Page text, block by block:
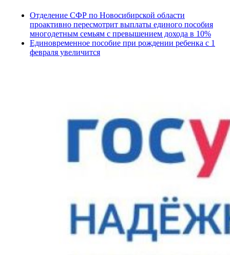
Отделение СФР по Новосибирской области
проактивно пересмотрит выплаты единого пособия
многодетным семьям с превышением дохода в 10%
Единовременное пособие при рождении ребенка с 1
февраля увеличится